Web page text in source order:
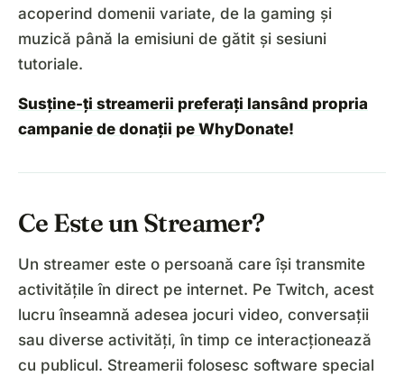
acoperind domenii variate, de la gaming și
muzică până la emisiuni de gătit și sesiuni
tutoriale.
Susține-ți streamerii preferați lansând propria
campanie de donații pe WhyDonate!
Ce Este un Streamer?
Un streamer este o persoană care își transmite
activitățile în direct pe internet. Pe Twitch, acest
lucru înseamnă adesea jocuri video, conversații
sau diverse activități, în timp ce interacționează
cu publicul. Streamerii folosesc software special